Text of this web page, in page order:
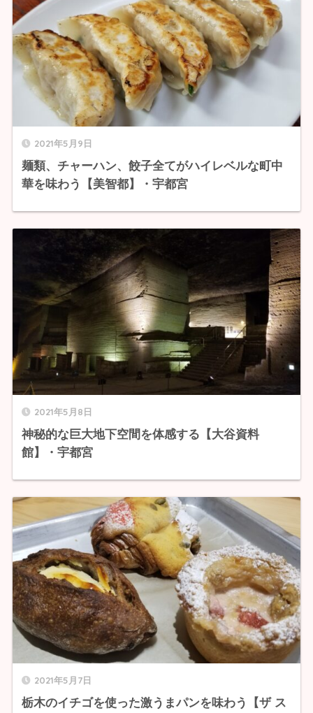
2021年5月9日
麺類、チャーハン、餃子全てがハイレベルな町中
華を味わう【美智都】・宇都宮
2021年5月8日
神秘的な巨大地下空間を体感する【大谷資料
館】・宇都宮
2021年5月7日
栃木のイチゴを使った激うまパンを味わう【ザ ス